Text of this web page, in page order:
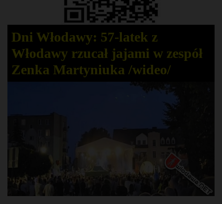
Dni Włodawy: 57-latek z
Włodawy rzucał jajami w zespół
Zenka Martyniuka /wideo/